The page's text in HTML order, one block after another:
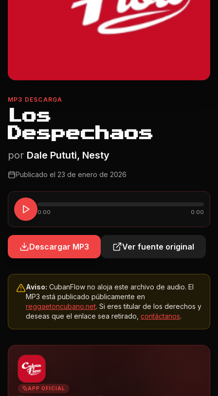
MP3 DESCARGA
Los
Despechaos
por Dale Pututi, Nesty
Publicado el 23 de enero de 2026
0:00 0:00
Descargar MP3 Ver fuente original
Aviso: CubanFlow no aloja este archivo de audio. El
MP3 está publicado públicamente en
reggaetoncubano.net. Si eres titular de los derechos y
deseas que el enlace sea retirado, contáctanos.
APP OFICIAL